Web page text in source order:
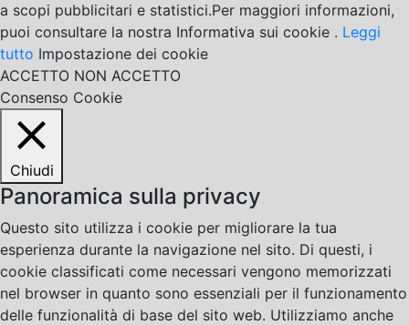
a scopi pubblicitari e statistici.Per maggiori informazioni,
puoi consultare la nostra Informativa sui cookie . Leggi
tutto Impostazione dei cookie
ACCETTO NON ACCETTO
Consenso Cookie
Chiudi
Panoramica sulla privacy
Questo sito utilizza i cookie per migliorare la tua
esperienza durante la navigazione nel sito. Di questi, i
cookie classificati come necessari vengono memorizzati
nel browser in quanto sono essenziali per il funzionamento
delle funzionalità di base del sito web. Utilizziamo anche